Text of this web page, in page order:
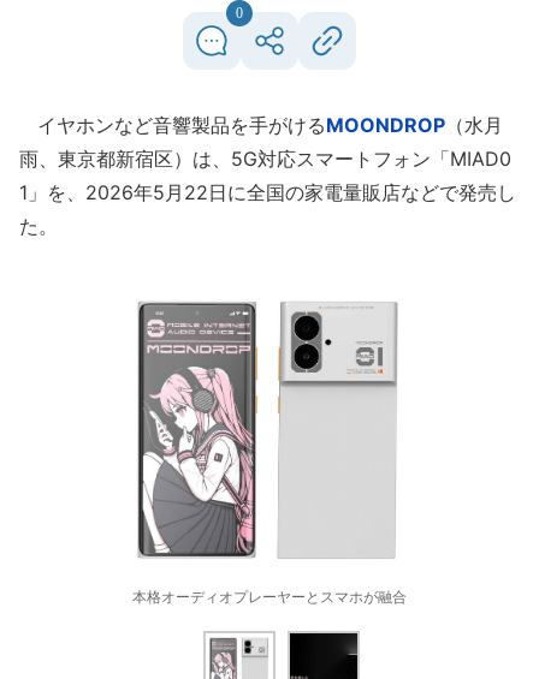
0
イヤホンなど音響製品を手がけるMOONDROP （水月
雨、東京都新宿区）は、5G対応スマートフォン「MIAD0
1」を、2026年5月22日に全国の家電量販店などで発売し
た。
本格オーディオプレーヤーとスマホが融合